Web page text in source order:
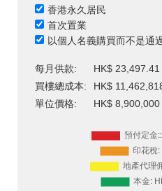
香港永久居民
首次置業
以個人名義購買而不是通
每月供款:
HK$ 23,497.41
買樓總成本:
HK$
單位價格:
HK$ 8,900,000